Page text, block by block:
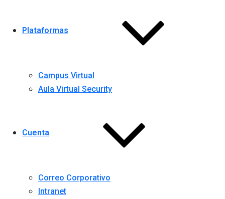
Plataformas
Campus Virtual
Aula Virtual Security
Cuenta
Correo Corporativo
Intranet